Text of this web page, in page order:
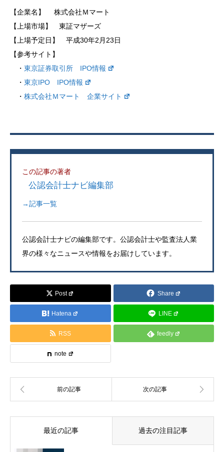
【企業名】 株式会社Ｍマート
【上場市場】 東証マザーズ
【上場予定日】 平成30年2月23日
【参考サイト】
・ 東京証券取引所 IPO情報
・ 東京IPO IPO情報
・ 株式会社Ｍマート 企業サイト
この記事の著者
公認会計士ナビ編集部
→記事一覧
公認会計士ナビの編集部です。公認会計士や監査法人業
界の様々なニュースや情報をお届けしています。
Post Share
Hatena LINE
RSS feedly
note
最近の記事 過去の注目記事